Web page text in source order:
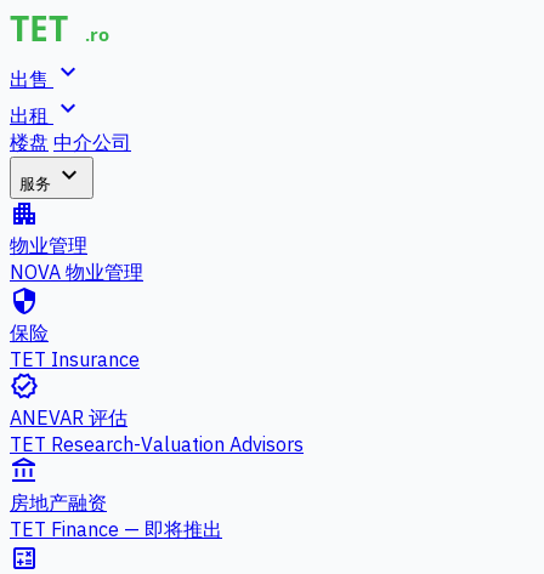
出售 expand_more
出租 expand_more
楼盘 中介公司
服务 expand_more
apartment
物业管理
NOVA 物业管理
security
保险
TET Insurance
verified
ANEVAR 评估
TET Research-Valuation Advisors
account_balance
房地产融资
TET Finance — 即将推出
calculate